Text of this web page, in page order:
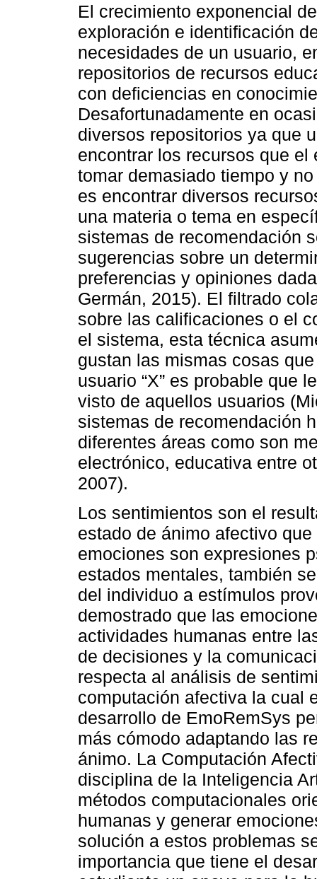
El crecimiento exponencial
exploración e identificación
necesidades de un usuario,
repositorios de recursos
con deficiencias en
Desafortunadamente en
diversos repositorios ya que
encontrar los recursos que
tomar demasiado tiempo y
es encontrar diversos
una materia o tema en
sistemas de recomendación
sugerencias sobre un
preferencias y opiniones
Germán, 2015). El filtrado
sobre las calificaciones o el
el sistema, esta técnica
gustan las mismas cosas
usuario “X” es probable que
visto de aquellos usuarios
sistemas de recomendación
diferentes áreas como son
electrónico, educativa entre
2007).
Los sentimientos son el
estado de ánimo afectivo
emociones son expresiones
estados mentales, también
del individuo a estímulos
demostrado que las
actividades humanas entre
de decisiones y la
respecta al análisis de
computación afectiva la cual
desarrollo de EmoRemSys
más cómodo adaptando las
ánimo. La Computación
disciplina de la Inteligencia
métodos computacionales
humanas y generar
solución a estos problemas
importancia que tiene el